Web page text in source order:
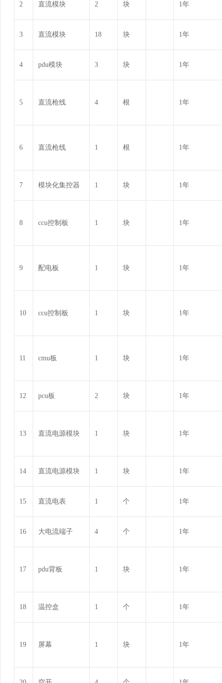
2 直流模块 2 块 1年
3 直流模块 18 块 1年
4 pdu模块 3 块 1年
5 直流枪线 4 根 1年
6 直流枪线 1 根 1年
7 模块化集控器 1 块 1年
8 ccu控制板 1 块 1年
9 配电板 1 块 1年
10 ccu控制板 1 块 1年
11 cmu板 1 块 1年
12 pcu板 2 块 1年
13 直流电源模块 1 块 1年
14 直流电源模块 1 块 1年
15 直流电表 1 个 1年
16 大电流端子 4 个 1年
17 pdu背板 1 块 1年
18 温控盒 1 个 1年
19 屏幕 1 块 1年